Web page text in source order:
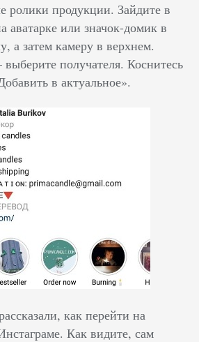
ролики продукции. Зайдите в
аватарке или значок-домик в
а затем камеру в верхнем.
получателя. Коснитесь
в актуальное».
как перейти на
Как видите, сам